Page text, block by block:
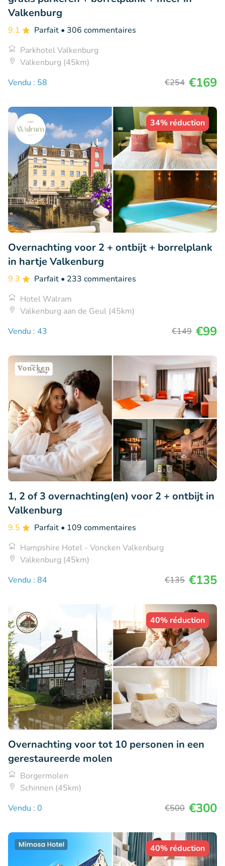
Valkenburg
9.1 Parfait • 306 commentaires
Parkhotel Valkenburg
Valkenburg (45km)
Vendu : 58
€254 €169
34% réduction
Overnachting voor 2 + ontbijt + borrelplank
in hartje Valkenburg
9.3 Parfait • 233 commentaires
Hotel Walram
Valkenburg aan de Geul (45km)
Vendu : 43
€149 €99
1, 2 of 3 overnachting(en) voor 2 + ontbijt in
Valkenburg
9.5 Parfait • 109 commentaires
Hampshire Hotel - Voncken Valkenburg
Valkenburg (45km)
Vendu : 84
€135 €135
40% réduction
Overnachting voor tot 10 personen in een
gerestaureerde molen
Borgermolen
Schinnen (45km)
Vendu : 0
€500 €300
40% réduction